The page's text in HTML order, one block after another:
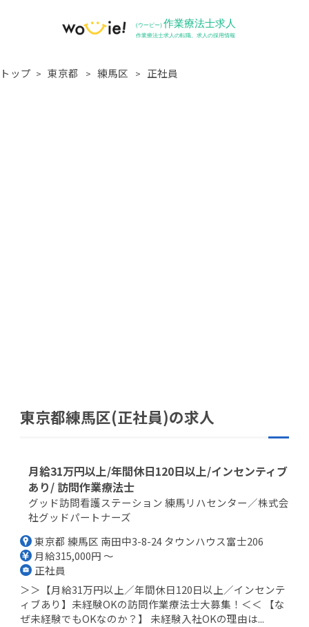
トップ 東京都 練馬区 正社員
東京都練馬区(正社員)の求人
月給31万円以上/年間休日120日以上/インセンティブ
あり/ 訪問作業療法士
グッド訪問看護ステーション 練馬リハセンター／株式会
社グッドパートナーズ
東京都 練馬区 南田中3-8-24 タウンハウス富士206
月給315,000円 ～
正社員
＞＞【月給31万円以上／年間休日120日以上／インセンテ
ィブあり】未経験OKの訪問作業療法士大募集！＜＜ 【な
ぜ未経験でもOKなのか？】 未経験入社OKの理由は...